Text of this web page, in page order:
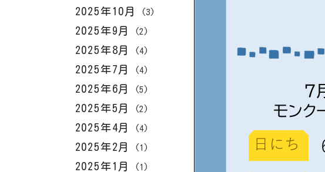
2025年10月 (3)
2025年9月 (2)
2025年8月 (4)
2025年7月 (4)
2025年6月 (5)
2025年5月 (2)
2025年4月 (4)
2025年2月 (1)
2025年1月 (1)